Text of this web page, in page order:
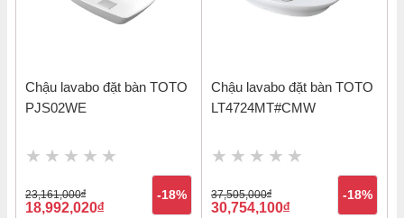
Chậu lavabo đặt bàn TOTO
PJS02WE
23,161,000đ
18,992,020đ
-18%
Chậu lavabo đặt bàn TOTO
LT4724MT#CMW
37,505,000đ
30,754,100đ
-18%